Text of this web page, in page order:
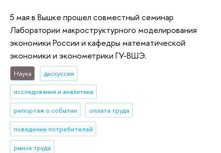
5 мая в Вышке прошел совместный семинар
Лаборатории макроструктурного моделирования
экономики России и кафедры математической
экономики и эконометрики ГУ-ВШЭ.
Наука дискуссии
исследования и аналитика
репортаж о событии оплата труда
поведение потребителей
рынок труда